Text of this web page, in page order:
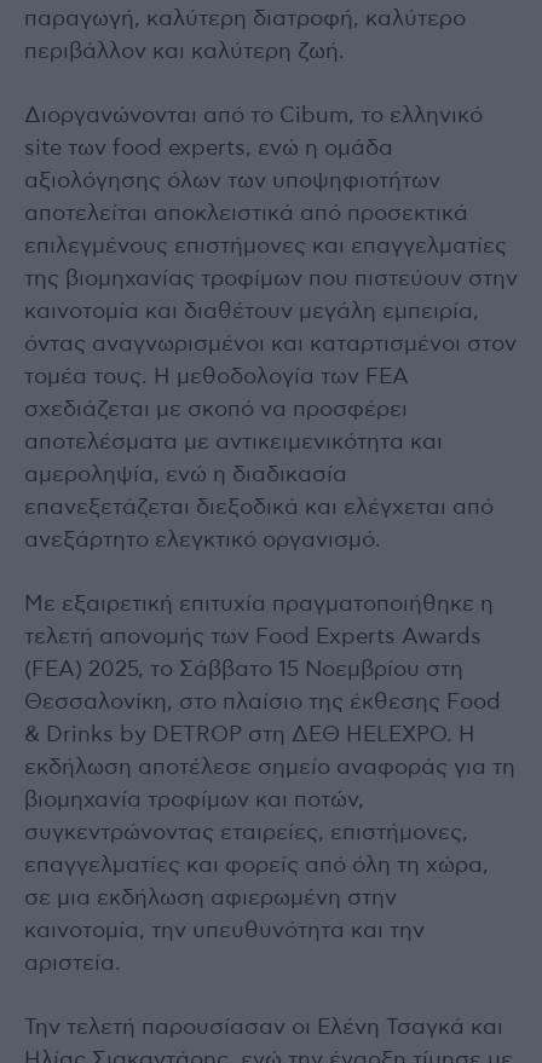
παραγωγή, καλύτερη διατροφή, καλύτερο
περιβάλλον και καλύτερη ζωή.
Διοργανώνονται από το Cibum, το ελληνικό
site των food experts, ενώ η ομάδα
αξιολόγησης όλων των υποψηφιοτήτων
αποτελείται αποκλειστικά από προσεκτικά
επιλεγμένους επιστήμονες και επαγγελματίες
της βιομηχανίας τροφίμων που πιστεύουν στην
καινοτομία και διαθέτουν μεγάλη εμπειρία,
όντας αναγνωρισμένοι και καταρτισμένοι στον
τομέα τους. Η μεθοδολογία των FEA
σχεδιάζεται με σκοπό να προσφέρει
αποτελέσματα με αντικειμενικότητα και
αμεροληψία, ενώ η διαδικασία
επανεξετάζεται διεξοδικά και ελέγχεται από
ανεξάρτητο ελεγκτικό οργανισμό.
Με εξαιρετική επιτυχία πραγματοποιήθηκε η
τελετή απονομής των Food Experts Awards
(FEA) 2025, το Σάββατο 15 Νοεμβρίου στη
Θεσσαλονίκη, στο πλαίσιο της έκθεσης Food
& Drinks by DETROP στη ΔΕΘ HELEXPO. Η
εκδήλωση αποτέλεσε σημείο αναφοράς για τη
βιομηχανία τροφίμων και ποτών,
συγκεντρώνοντας εταιρείες, επιστήμονες,
επαγγελματίες και φορείς από όλη τη χώρα,
σε μια εκδήλωση αφιερωμένη στην
καινοτομία, την υπευθυνότητα και την
αριστεία.
Την τελετή παρουσίασαν οι Ελένη Τσαγκά και